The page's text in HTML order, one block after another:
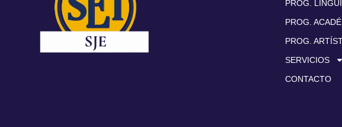
PROG.
PROG.
PROG.
SERVICIOS
CONTACTO